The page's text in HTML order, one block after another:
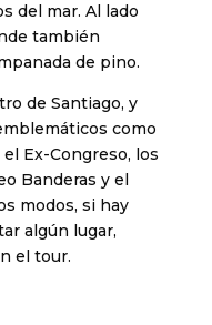
del mar. Al lado
también
de pino.
de Santiago, y
como
el Ex-Congreso, los
Banderas y el
modos, si hay
algún lugar,
el tour.